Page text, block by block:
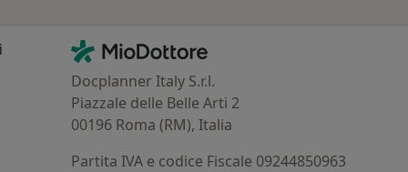
Contatti
MioDottore - Homepage
Docplanner Italy S.r.l.
Piazzale delle Belle Arti 2
00196 Roma (RM), Italia
Partita IVA e codice Fiscale 09244850963